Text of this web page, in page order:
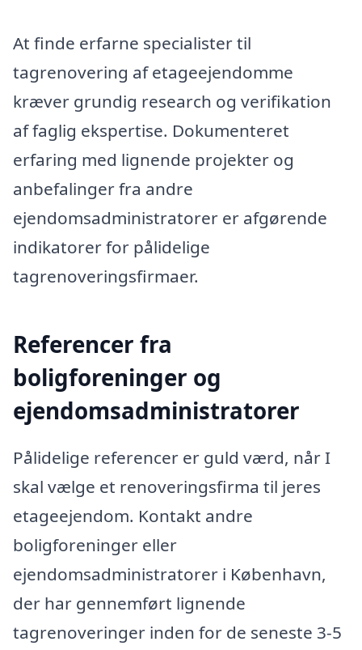
At finde erfarne specialister til
tagrenovering af etageejendomme
kræver grundig research og verifikation
af faglig ekspertise. Dokumenteret
erfaring med lignende projekter og
anbefalinger fra andre
ejendomsadministratorer er afgørende
indikatorer for pålidelige
tagrenoveringsfirmaer.
Referencer fra
boligforeninger og
ejendomsadministratorer
Pålidelige referencer er guld værd, når I
skal vælge et renoveringsfirma til jeres
etageejendom. Kontakt andre
boligforeninger eller
ejendomsadministratorer i København,
der har gennemført lignende
tagrenoveringer inden for de seneste 3-5